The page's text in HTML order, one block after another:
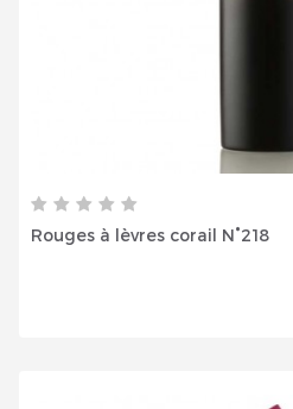
Rouges à lèvres corail N°218